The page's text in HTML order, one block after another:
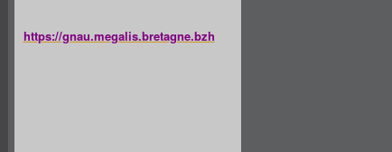
https://gnau.megalis.bretagne.bzh